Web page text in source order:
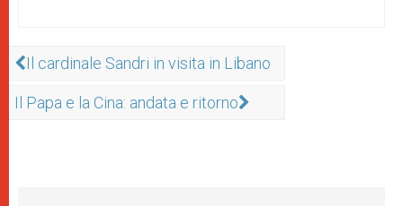
Il cardinale Sandri in visita in Libano
Il Papa e la Cina: andata e ritorno